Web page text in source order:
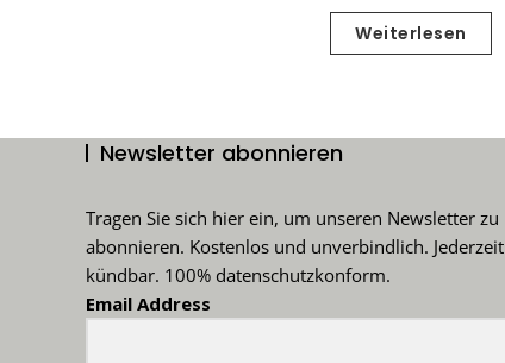
Weiterlesen
Newsletter abonnieren
Tragen Sie sich hier ein, um unseren Newsletter zu
abonnieren. Kostenlos und unverbindlich. Jederzeit
kündbar. 100% datenschutzkonform.
Email Address